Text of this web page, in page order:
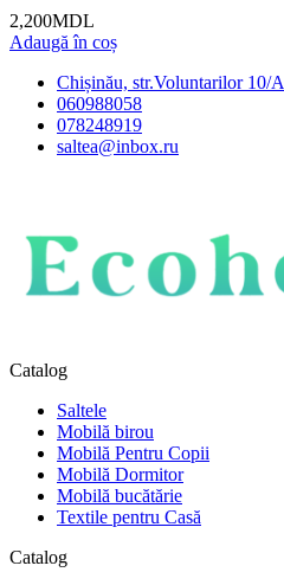
2,200MDL
Adaugă în coș
Chișinău, str.Voluntarilor 10/A
060988058
078248919
saltea@inbox.ru
Catalog
Saltele
Mobilă birou
Mobilă Pentru Copii
Mobilă Dormitor
Mobilă bucătărie
Textile pentru Casă
Catalog